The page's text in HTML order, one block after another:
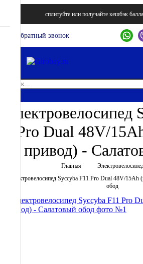
сплитуйте или получайте кешбэк
Обратный звонок
Электровелосипед
Pro Dual 48V/
привод) -
Главная
Электровелосипед Syccyba F11 Pro Dual 48V/15Ah
обод